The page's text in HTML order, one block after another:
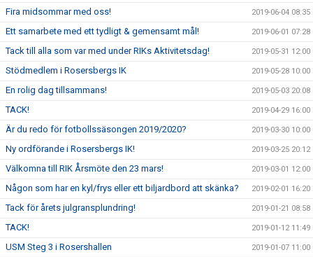
Fira midsommar med oss! 2019-06-04 08:35
Ett samarbete med ett tydligt & gemensamt mål! 2019-06-01 07:28
Tack till alla som var med under RIKs Aktivitetsdag! 2019-05-31 12:00
Stödmedlem i Rosersbergs IK 2019-05-28 10:00
En rolig dag tillsammans! 2019-05-03 20:08
TACK! 2019-04-29 16:00
Är du redo för fotbollssäsongen 2019/2020? 2019-03-30 10:00
Ny ordförande i Rosersbergs IK! 2019-03-25 20:12
Välkomna till RIK Årsmöte den 23 mars! 2019-03-01 12:00
Någon som har en kyl/frys eller ett biljardbord att skänka? 2019-02-01 16:20
Tack för årets julgransplundring! 2019-01-21 08:58
TACK! 2019-01-12 11:49
USM Steg 3 i Rosershallen 2019-01-07 11:00